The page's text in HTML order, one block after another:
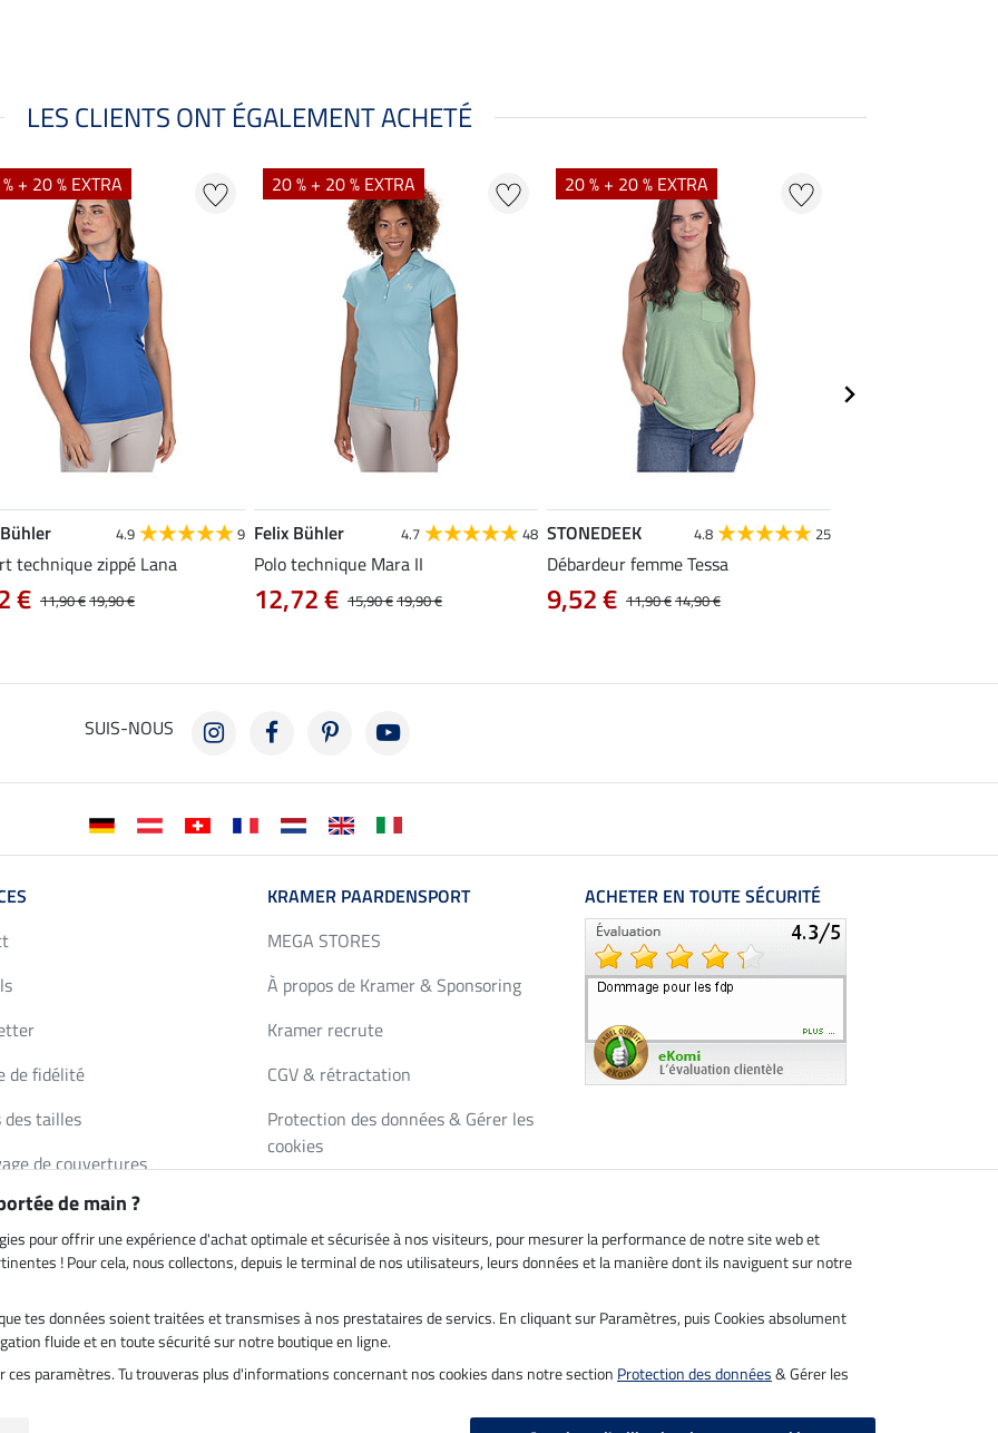
LES CLIENTS ONT ÉGALEMENT ACHETÉ
+ 20 % EXTRA
4.9 9
technique zippé Lana
11,90 €19,90 €
€
20 % + 20 % EXTRA
Felix Bühler 4.7 48
Polo technique Mara II
15,90 €19,90 €
12,72 €
20 % + 20 % EXTRA
STONEDEEK 4.8 25
Débardeur femme Tessa
11,90 €14,90 €
9,52 €
SUIS-NOUS
de fidélité
des tailles
de couvertures
de catalogue
KRAMER PAARDENSPORT
MEGA STORES
À propos de Kramer & Sponsoring
Kramer recrute
CGV & rétractation
Protection des données & Gérer les
cookies
ACHETER EN TOUTE SÉCURITÉ
par Paiement sécurisé
de main ?
pour offrir une expérience d'achat optimale et sécurisée à nos visiteurs, pour mesurer la performance de notre site web et
! Pour cela, nous collectons, depuis le terminal de nos utilisateurs, leurs données et la manière dont ils naviguent sur notre
tes données soient traitées et transmises à nos prestataires de servics. En cliquant sur Paramètres, puis Cookies absolument
fluide et en toute sécurité sur notre boutique en ligne.
paramètres. Tu trouveras plus d'informations concernant nos cookies dans notre section Protection des données& Gérer les